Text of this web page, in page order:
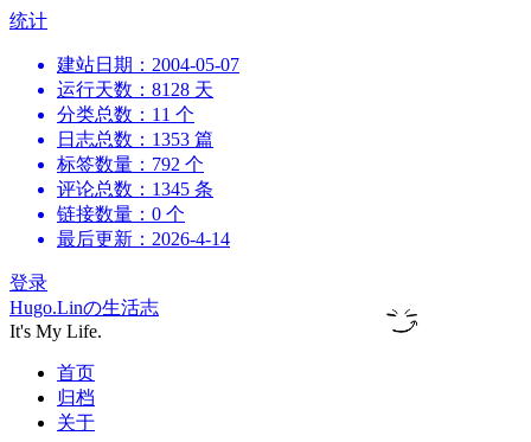
跳
统计
建站日期：2004-05-07
运行天数：8128 天
分类总数：11 个
日志总数：1353 篇
标签数量：792 个
评论总数：1345 条
链接数量：0 个
最后更新：2026-4-14
登录
Hugo.Linの生活志
It's My Life.
首页
归档
关于